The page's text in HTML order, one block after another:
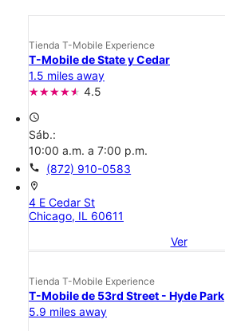
Tienda T-Mobile Experience
T-Mobile de State y Cedar
1.5 miles away
4.5
access_time
Sáb.:
10:00 a.m. a 7:00 p.m.
call (872) 910-0583
location_on
4 E Cedar St
Chicago, IL 60611
Ver
Tienda T-Mobile Experience
T-Mobile de 53rd Street - Hyde Park
5.9 miles away